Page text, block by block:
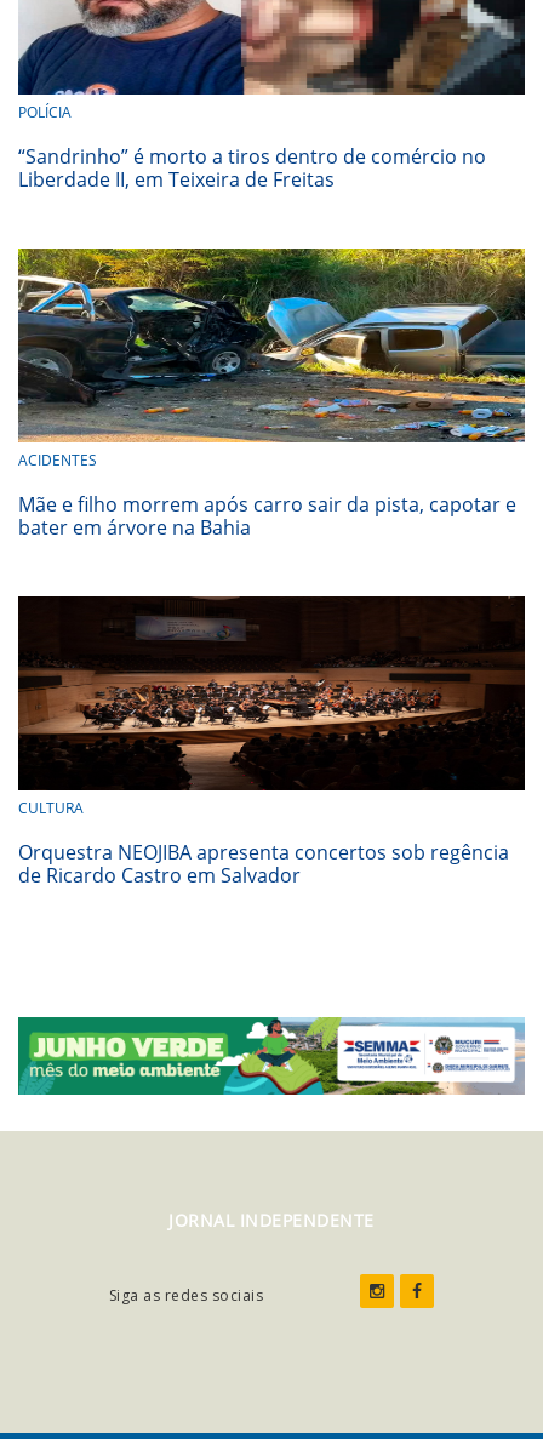
POLÍCIA
“Sandrinho” é morto a tiros dentro de comércio no
Liberdade II, em Teixeira de Freitas
ACIDENTES
Mãe e filho morrem após carro sair da pista, capotar e
bater em árvore na Bahia
CULTURA
Orquestra NEOJIBA apresenta concertos sob regência
de Ricardo Castro em Salvador
JORNAL INDEPENDENTE
Siga as redes sociais